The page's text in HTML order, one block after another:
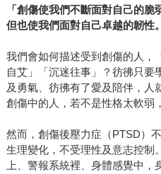
「創傷使我們不斷面對自己的脆
但也使我們面對自己卓越的韌性
我們會如何描述受到創傷的人，
自艾」「沉迷往事」？彷彿只要
及勇氣、彷彿有了愛及陪伴，人
創傷中的人，若不是性格太軟弱
然而，創傷後壓力症（PTSD）
生理變化，不受理性及意志控制
上、警報系統裡、身體感覺中